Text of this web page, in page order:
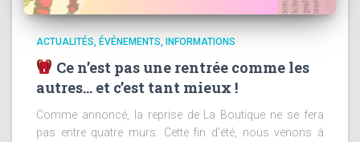
ACTUALITÉS ÉVÉNEMENTS INFORMATIONS
Ce n’est pas une rentrée comme les
autres… et c’est tant mieux !
Comme annoncé, la reprise de La Boutique ne se fera
pas entre quatre murs. Cette fin d’été, nous venons à